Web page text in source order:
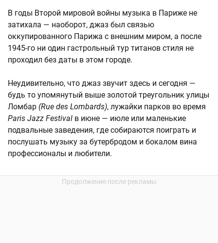
В годы Второй мировой войны музыка в Париже не
затихала — наоборот, джаз был связью
оккупированного Парижа с внешним миром, а после
1945-го ни один гастрольный тур титанов стиля не
проходил без даты в этом городе.
Неудивительно, что джаз звучит здесь и сегодня —
будь то упомянутый выше золотой треугольник улицы
Ломбар (Rue des Lombards), лужайки парков во время
Paris Jazz Festival в июне — июле или маленькие
подвальные заведения, где собираются поиграть и
послушать музыку за бутербродом и бокалом вина
профессионалы и любители.